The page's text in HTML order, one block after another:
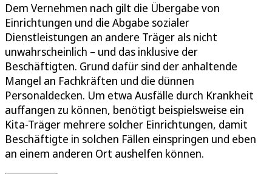
Dem Vernehmen nach gilt die Übergabe von
Einrichtungen und die Abgabe sozialer
Dienstleistungen an andere Träger als nicht
unwahrscheinlich – und das inklusive der
Beschäftigten. Grund dafür sind der anhaltende
Mangel an Fachkräften und die dünnen
Personaldecken. Um etwa Ausfälle durch Krankheit
auffangen zu können, benötigt beispielsweise ein
Kita-Träger mehrere solcher Einrichtungen, damit
Beschäftigte in solchen Fällen einspringen und eben
an einem anderen Ort aushelfen können.